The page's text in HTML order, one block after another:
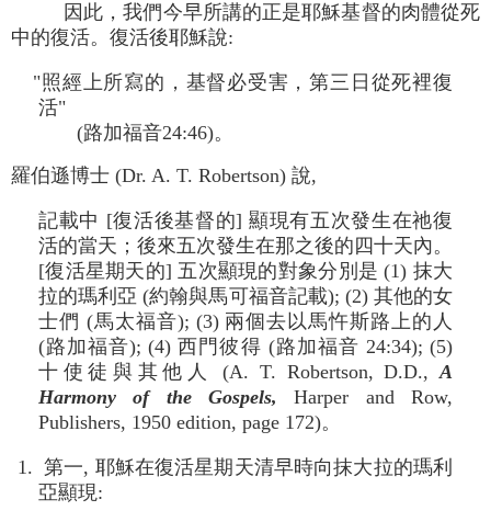
因此，我們今早所講的正是耶穌基督的肉體從死
中的復活。復活後耶穌說:
"照經上所寫的，基督必受害，第三日從死裡復
活"
(路加福音24:46)。
羅伯遜博士 (Dr. A. T. Robertson) 說,
記載中 [復活後基督的] 顯現有五次發生在祂復
活的當天；後來五次發生在那之後的四十天內。
[復活星期天的] 五次顯現的對象分別是 (1) 抹大
拉的瑪利亞 (約翰與馬可福音記載); (2) 其他的女
士們 (馬太福音); (3) 兩個去以馬忤斯路上的人
(路加福音); (4) 西門彼得 (路加福音 24:34); (5)
十使徒與其他人 (A. T. Robertson, D.D.,A
Harmony of the Gospels, Harper and Row,
Publishers, 1950 edition, page 172)。
1. 第一, 耶穌在復活星期天清早時向抹大拉的瑪利
亞顯現: